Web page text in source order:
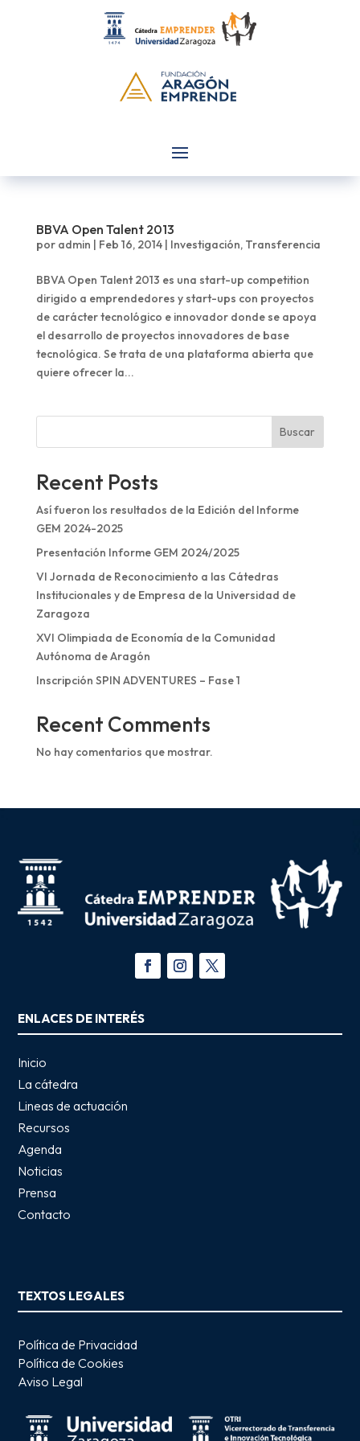
BBVA Open Talent 2013
por admin | Feb 16, 2014| Investigación, Transferencia
BBVA Open Talent 2013 es una start-up competition
dirigido a emprendedores y start-ups con proyectos
de carácter tecnológico e innovador donde se apoya
el desarrollo de proyectos innovadores de base
tecnológica. Se trata de una plataforma abierta que
quiere ofrecer la...
Buscar
Recent Posts
Así fueron los resultados de la Edición del Informe
GEM 2024-2025
Presentación Informe GEM 2024/2025
VI Jornada de Reconocimiento a las Cátedras
Institucionales y de Empresa de la Universidad de
Zaragoza
XVI Olimpiada de Economía de la Comunidad
Autónoma de Aragón
Inscripción SPIN ADVENTURES – Fase 1
Recent Comments
No hay comentarios que mostrar.
ENLACES DE INTERÉS
Inicio
La cátedra
Lineas de actuación
Recursos
Agenda
Noticias
Prensa
Contacto
TEXTOS LEGALES
Política de Privacidad
Política de Cookies
Aviso Legal